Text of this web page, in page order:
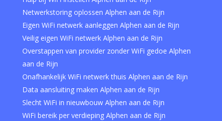
Netwerkstoring oplossen Alphen aan de Rijn
Eigen WiFi netwerk aanleggen Alphen aan de Rijn
Veilig eigen WiFi netwerk Alphen aan de Rijn
Overstappen van provider zonder WiFi gedoe Alphen
aan de Rijn
Onafhankelijk WiFi netwerk thuis Alphen aan de Rijn
Data aansluiting maken Alphen aan de Rijn
Slecht WiFi in nieuwbouw Alphen aan de Rijn
WiFi bereik per verdieping Alphen aan de Rijn